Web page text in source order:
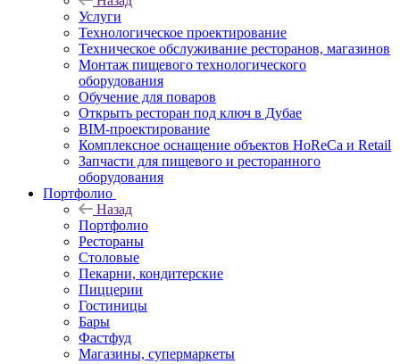
Услуги
Технологическое проектирование
Техническое обслуживание ресторанов, магазинов
Монтаж пищевого технологического
оборудования
Обучение для поваров
Открыть ресторан под ключ в Дубае
BIM-проектирование
Комплексное оснащение объектов HoReCa и Retail
Запчасти для пищевого и ресторанного
оборудования
Портфолио
Назад
Портфолио
Рестораны
Столовые
Пекарни, кондитерские
Пиццерии
Гостиницы
Бары
Фастфуд
Магазины, супермаркеты